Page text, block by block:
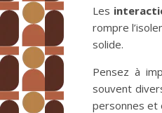
Les
rompre
solide.
Pensez à
souvent
personnes et